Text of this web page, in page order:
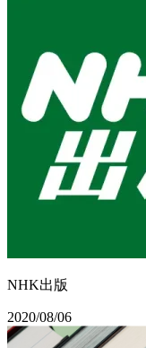
NHK出版
2020/08/06